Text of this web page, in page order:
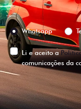
Preferência de contato:
Whatsapp
Li e aceito a
comunicações da